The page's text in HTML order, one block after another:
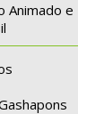
Animado e